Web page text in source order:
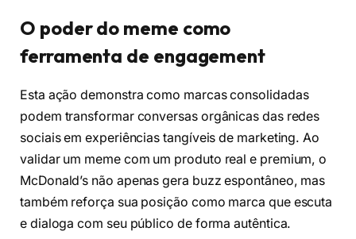
O poder do meme como
ferramenta de engagement
Esta ação demonstra como marcas consolidadas
podem transformar conversas orgânicas das redes
sociais em experiências tangíveis de marketing. Ao
validar um meme com um produto real e premium, o
McDonald’s não apenas gera buzz espontâneo, mas
também reforça sua posição como marca que escuta
e dialoga com seu público de forma autêntica.